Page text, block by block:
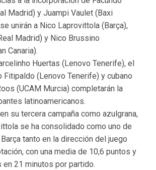
Madrid) y Juampi Vaulet (Baxi
unirán a Nico Laprovittola (Barça),
Madrid) y Nico Brussino
Canaria).
Huertas (Lenovo Tenerife), el
Fitipaldo (Lenovo Tenerife) y cubano
(UCAM Murcia) completarán la
latinoamericanos.
su tercera campaña como azulgrana,
se ha consolidado como uno de
tanto en la dirección del juego
con una media de 10,6 puntos y
21 minutos por partido.